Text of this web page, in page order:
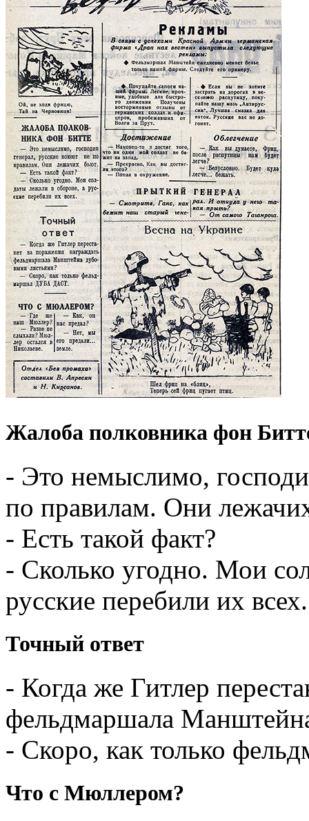
Жалоба полковника фон
- Это немыслимо,
по правилам. Они
- Есть такой факт?
- Сколько угодно. Мои
русские перебили их всех.
Точный ответ
- Когда же Гитлер
фельдмаршала
- Скоро, как только
Что с Мюллером?